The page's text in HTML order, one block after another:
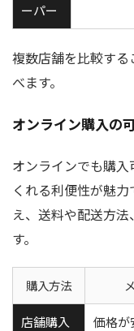
ーパー
複数店舗を比較す
べます。
オンライン購入の
オンラインでも購
くれる利便性が魅
え、送料や配送方
す。
購入方法
店舗購入
価格が